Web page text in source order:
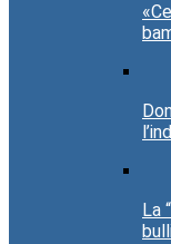
La